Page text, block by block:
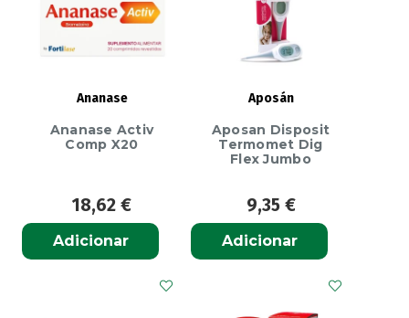
Ananase
Ananase Activ
Comp X20
18,62 €
Adicionar
Aposán
Aposan Disposit
Termomet Dig
Flex Jumbo
9,35 €
Adicionar